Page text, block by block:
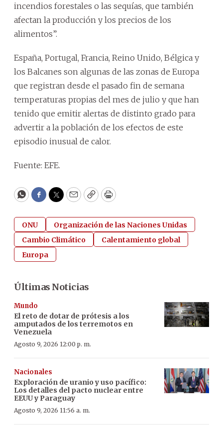
incendios forestales o las sequías, que también
afectan la producción y los precios de los
alimentos”.
España, Portugal, Francia, Reino Unido, Bélgica y
los Balcanes son algunas de las zonas de Europa
que registran desde el pasado fin de semana
temperaturas propias del mes de julio y que han
tenido que emitir alertas de distinto grado para
advertir a la población de los efectos de este
episodio inusual de calor.
Fuente: EFE.
WhatsApp
Facebook
Twitter
EmailCopyPrint
ONU
Organización de las Naciones Unidas
Cambio Climático
Calentamiento global
Europa
Últimas Noticias
Mundo
El reto de dotar de prótesis a los
amputados de los terremotos en
Venezuela
Agosto 9, 2026 12:00 p. m.
Nacionales
Exploración de uranio y uso pacífico:
Los detalles del pacto nuclear entre
EEUU y Paraguay
Agosto 9, 2026 11:56 a. m.